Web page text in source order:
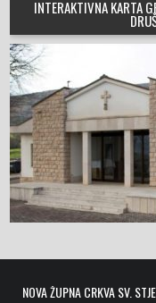
INTERAKTIVNA KARTA
NOVA ŽUPNA CRKVA SV.